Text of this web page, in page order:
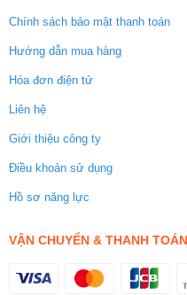
Chính sách bảo mật thanh toán
Hướng dẫn mua hàng
Hóa đơn điện tử
Liên hệ
Giới thiệu công ty
Điều khoản sử dụng
Hồ sơ năng lực
VẬN CHUYỂN & THANH TOÁN